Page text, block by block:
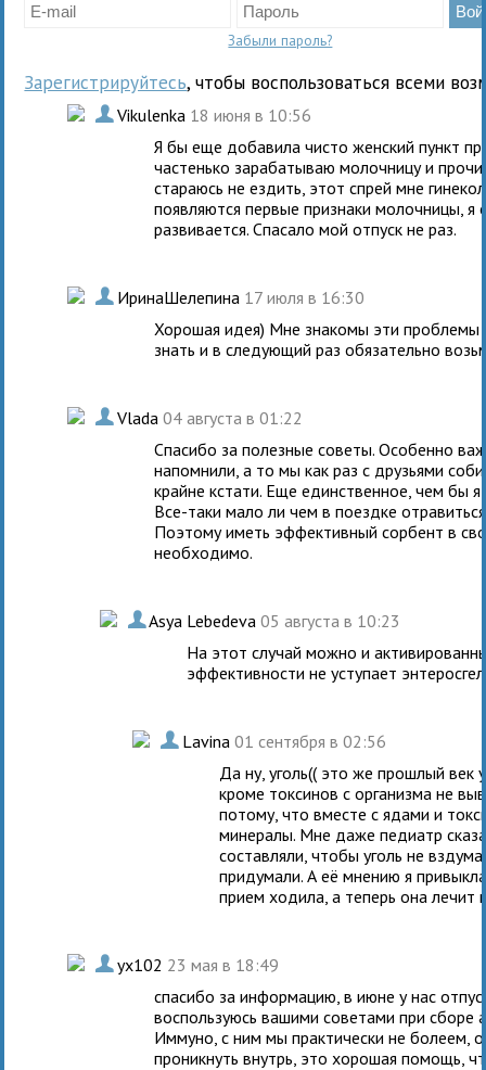
Забыли пароль?
Зарегистрируйтесь, чтобы воспользоваться всеми
. Vikulenka 18 июня в 10:56
Я бы еще добавила чисто женский пункт
частенько зарабатываю молочницу и
стараюсь не ездить, этот спрей мне
появляются первые признаки молочницы, я
развивается. Спасало мой отпуск не раз.
. ИринаШелепина 17 июля в 16:30
Хорошая идея) Мне знакомы эти проблемы
знать и в следующий раз обязательно
. Vlada04 августа в 01:22
Спасибо за полезные советы. Особенно
напомнили, а то мы как раз с друзьями
крайне кстати. Еще единственное, чем бы
Все-таки мало ли чем в поездке
Поэтому иметь эффективный сорбент в
необходимо.
.Asya Lebedeva05 августа в 10:23
На этот случай можно и
эффективности не уступает
. Lavina01 сентября в 02:56
Да ну, уголь(( это же прошлый век
кроме токсинов с организма не
потому, что вместе с ядами и
минералы. Мне даже педиатр
составляли, чтобы уголь не
придумали. А её мнению я
прием ходила, а теперь она лечит
. yx102 23 мая в 18:49
спасибо за информацию, в июне у нас
воспользуюсь вашими советами при
Иммуно, с ним мы практически не
проникнуть внутрь, это хорошая помощь,